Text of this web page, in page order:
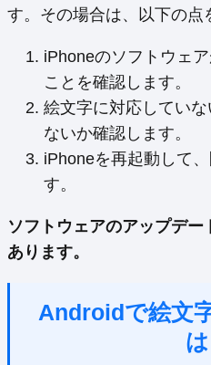
す。その場合は、以下の点
iPhoneのソフトウェ
ことを確認します。
絵文字に対応してい
ないか確認します。
iPhoneを再起動して
す。
ソフトウェアのアップデ
あります。
Androidで絵文